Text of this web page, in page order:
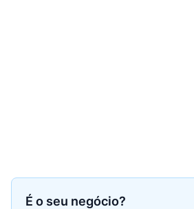
É o seu negócio?